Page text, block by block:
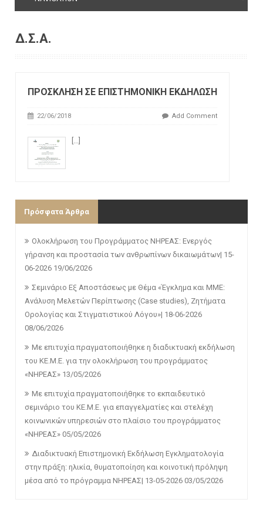
Δ.Σ.Α.
ΠΡΟΣΚΛΗΣΗ ΣΕ ΕΠΙΣΤΗΜΟΝΙΚΗ ΕΚΔΗΛΩΣΗ
22/06/2018 Add Comment
[...]
Πρόσφατα Άρθρα
Ολοκλήρωση του Προγράμματος ΝΗΡΕΑΣ: Ενεργός
γήρανση και προστασία των ανθρωπίνων δικαιωμάτων| 15-
06-2026 19/06/2026
Σεμινάριο Εξ Αποστάσεως με Θέμα «Έγκλημα και ΜΜΕ:
Ανάλυση Μελετών Περίπτωσης (Case studies), Ζητήματα
Ορολογίας και Στιγματιστικού Λόγου»| 18-06-2026
08/06/2026
Με επιτυχία πραγματοποιήθηκε η διαδικτυακή εκδήλωση
του ΚΕ.Μ.Ε. για την ολοκλήρωση του προγράμματος
«ΝΗΡΕΑΣ» 13/05/2026
Με επιτυχία πραγματοποιήθηκε το εκπαιδευτικό
σεμινάριο του ΚΕ.Μ.Ε. για επαγγελματίες και στελέχη
κοινωνικών υπηρεσιών στο πλαίσιο του προγράμματος
«ΝΗΡΕΑΣ» 05/05/2026
Διαδικτυακή Επιστημονική Εκδήλωση Εγκληματολογία
στην πράξη: ηλικία, θυματοποίηση και κοινοτική πρόληψη
μέσα από το πρόγραμμα ΝΗΡΕΑΣ| 13-05-2026 03/05/2026